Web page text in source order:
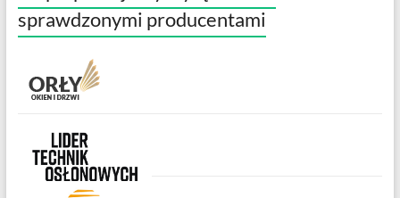
sprawdzonymi producentami